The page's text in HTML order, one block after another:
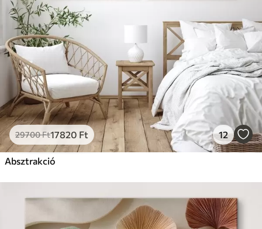
29700Ft17820 Ft 12
Absztrakció